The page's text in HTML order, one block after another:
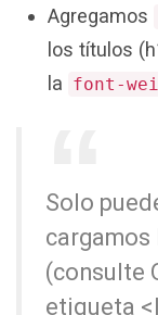
Agregamos
los títulos
la font-
Solo
cargamos
(consulte
etiqueta